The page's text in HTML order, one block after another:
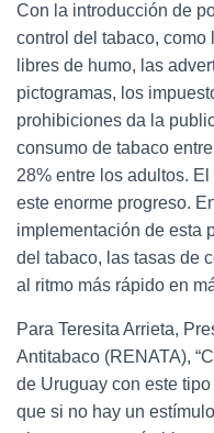
Con la introducción de
control del tabaco,
libres de humo, las
pictogramas, los
prohibiciones da la
consumo de tabaco
28% entre los adultos.
este enorme progreso.
implementación de esta
del tabaco, las tasas de
al ritmo más rápido en
Para Teresita Arrieta,
Antitabaco (RENATA),
de Uruguay con este
que si no hay un